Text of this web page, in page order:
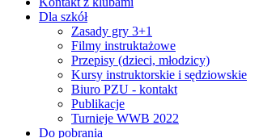
Dla szkół
Zasady gry 3+1
Filmy instruktażowe
Przepisy (dzieci, młodzicy)
Kursy instruktorskie i sędziowskie
Biuro PZU - kontakt
Publikacje
Turnieje WWB 2022
Do pobrania